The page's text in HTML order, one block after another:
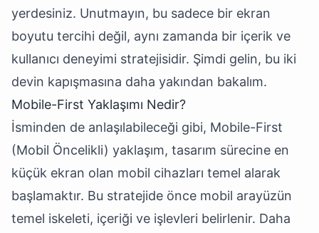
yerdesiniz. Unutmayın, bu sadece bir ekran
boyutu tercihi değil, aynı zamanda bir içerik ve
kullanıcı deneyimi stratejisidir. Şimdi gelin, bu iki
devin kapışmasına daha yakından bakalım.
Mobile-First Yaklaşımı Nedir?
İsminden de anlaşılabileceği gibi, Mobile-First
(Mobil Öncelikli) yaklaşım, tasarım sürecine en
küçük ekran olan mobil cihazları temel alarak
başlamaktır. Bu stratejide önce mobil arayüzün
temel iskeleti, içeriği ve işlevleri belirlenir. Daha